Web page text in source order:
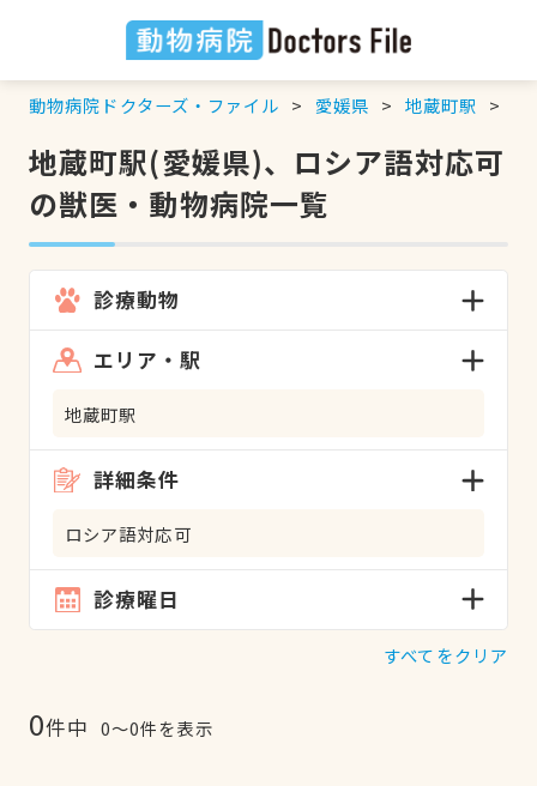
動物病院ドクターズ・ファイル 愛媛県 地蔵町駅
地蔵町駅(愛媛県)、ロシア語対応可
の獣医・動物病院一覧
診療動物
エリア・駅
地蔵町駅
詳細条件
ロシア語対応可
診療曜日
すべてをクリア
0件中 0〜0件を表示